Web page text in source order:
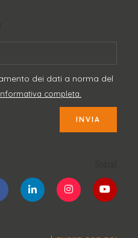
dei dati a norma del
completa.
INVIA